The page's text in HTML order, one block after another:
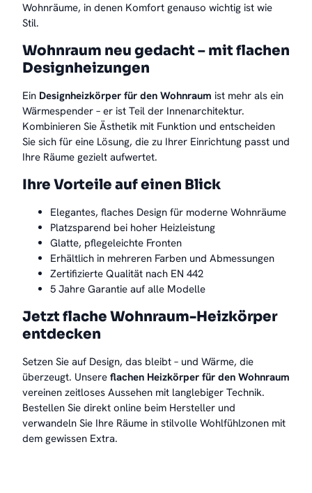
Wohnräume, in denen Komfort genauso wichtig ist wie
Stil.
Wohnraum neu gedacht – mit flachen
Designheizungen
Ein Designheizkörper für den Wohnraum ist mehr als ein
Wärmespender – er ist Teil der Innenarchitektur.
Kombinieren Sie Ästhetik mit Funktion und entscheiden
Sie sich für eine Lösung, die zu Ihrer Einrichtung passt und
Ihre Räume gezielt aufwertet.
Ihre Vorteile auf einen Blick
Elegantes, flaches Design für moderne Wohnräume
Platzsparend bei hoher Heizleistung
Glatte, pflegeleichte Fronten
Erhältlich in mehreren Farben und Abmessungen
Zertifizierte Qualität nach EN 442
5 Jahre Garantie auf alle Modelle
Jetzt flache Wohnraum-Heizkörper
entdecken
Setzen Sie auf Design, das bleibt – und Wärme, die
überzeugt. Unsere flachen Heizkörper für den Wohnraum
vereinen zeitloses Aussehen mit langlebiger Technik.
Bestellen Sie direkt online beim Hersteller und
verwandeln Sie Ihre Räume in stilvolle Wohlfühlzonen mit
dem gewissen Extra.